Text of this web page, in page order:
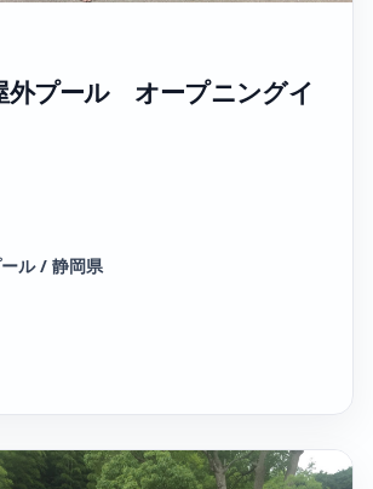
外プール オープニングイ
ル / 静岡県